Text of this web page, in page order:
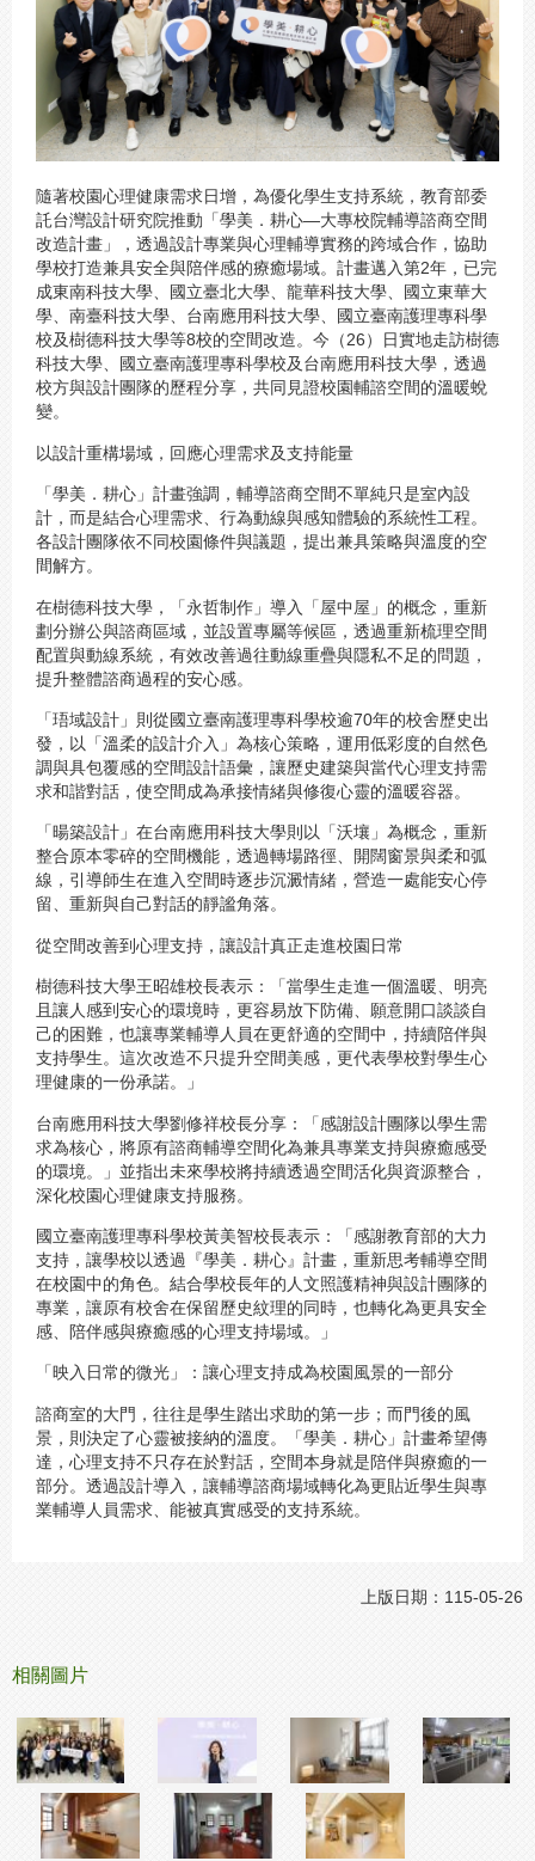
隨著校園心理健康需求日增，為優化學生支持系統，教育部委
託台灣設計研究院推動「學美．耕心—大專校院輔導諮商空間
改造計畫」，透過設計專業與心理輔導實務的跨域合作，協助
學校打造兼具安全與陪伴感的療癒場域。計畫邁入第2年，已完
成東南科技大學、國立臺北大學、龍華科技大學、國立東華大
學、南臺科技大學、台南應用科技大學、國立臺南護理專科學
校及樹德科技大學等8校的空間改造。今（26）日實地走訪樹德
科技大學、國立臺南護理專科學校及台南應用科技大學，透過
校方與設計團隊的歷程分享，共同見證校園輔諮空間的溫暖蛻
變。
以設計重構場域，回應心理需求及支持能量
「學美．耕心」計畫強調，輔導諮商空間不單純只是室內設
計，而是結合心理需求、行為動線與感知體驗的系統性工程。
各設計團隊依不同校園條件與議題，提出兼具策略與溫度的空
間解方。
在樹德科技大學，「永哲制作」導入「屋中屋」的概念，重新
劃分辦公與諮商區域，並設置專屬等候區，透過重新梳理空間
配置與動線系統，有效改善過往動線重疊與隱私不足的問題，
提升整體諮商過程的安心感。
「珸域設計」則從國立臺南護理專科學校逾70年的校舍歷史出
發，以「溫柔的設計介入」為核心策略，運用低彩度的自然色
調與具包覆感的空間設計語彙，讓歷史建築與當代心理支持需
求和諧對話，使空間成為承接情緒與修復心靈的溫暖容器。
「暘築設計」在台南應用科技大學則以「沃壤」為概念，重新
整合原本零碎的空間機能，透過轉場路徑、開闊窗景與柔和弧
線，引導師生在進入空間時逐步沉澱情緒，營造一處能安心停
留、重新與自己對話的靜謐角落。
從空間改善到心理支持，讓設計真正走進校園日常
樹德科技大學王昭雄校長表示：「當學生走進一個溫暖、明亮
且讓人感到安心的環境時，更容易放下防備、願意開口談談自
己的困難，也讓專業輔導人員在更舒適的空間中，持續陪伴與
支持學生。這次改造不只提升空間美感，更代表學校對學生心
理健康的一份承諾。」
台南應用科技大學劉修祥校長分享：「感謝設計團隊以學生需
求為核心，將原有諮商輔導空間化為兼具專業支持與療癒感受
的環境。」並指出未來學校將持續透過空間活化與資源整合，
深化校園心理健康支持服務。
國立臺南護理專科學校黃美智校長表示：「感謝教育部的大力
支持，讓學校以透過『學美．耕心』計畫，重新思考輔導空間
在校園中的角色。結合學校長年的人文照護精神與設計團隊的
專業，讓原有校舍在保留歷史紋理的同時，也轉化為更具安全
感、陪伴感與療癒感的心理支持場域。」
「映入日常的微光」：讓心理支持成為校園風景的一部分
諮商室的大門，往往是學生踏出求助的第一步；而門後的風
景，則決定了心靈被接納的溫度。「學美．耕心」計畫希望傳
達，心理支持不只存在於對話，空間本身就是陪伴與療癒的一
部分。透過設計導入，讓輔導諮商場域轉化為更貼近學生與專
業輔導人員需求、能被真實感受的支持系統。
上版日期：115-05-26
相關圖片